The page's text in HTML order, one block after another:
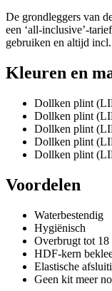
De grondleggers van
een ‘all-inclusive’-
gebruiken en altijd
Kleuren en
Dollken plint
Dollken plint
Dollken plint
Dollken plint
Dollken plint
Voordelen
Waterbestendig
Hygiënisch
Overbrugt tot
HDF-kern
Elastische
Geen kit meer